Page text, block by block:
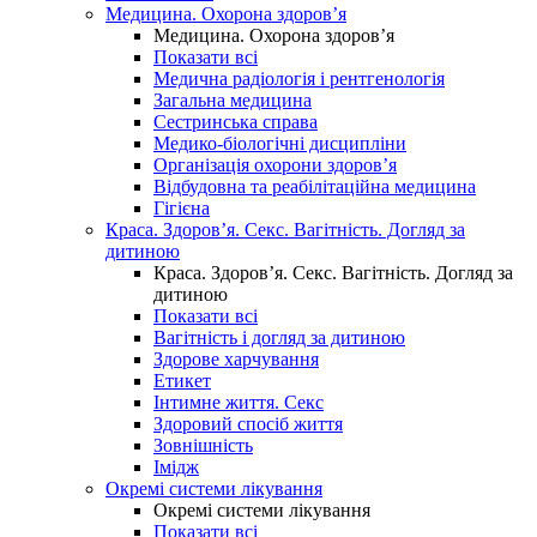
Медицина. Охорона здоров’я
Медицина. Охорона здоров’я
Показати всі
Медична радіологія і рентгенологія
Загальна медицина
Сестринська справа
Медико-біологічні дисципліни
Організація охорони здоров’я
Відбудовна та реабілітаційна медицина
Гігієна
Краса. Здоров’я. Секс. Вагітність. Догляд за
дитиною
Краса. Здоров’я. Секс. Вагітність. Догляд за
дитиною
Показати всі
Вагітність і догляд за дитиною
Здорове харчування
Етикет
Інтимне життя. Секс
Здоровий спосіб життя
Зовнішність
Імідж
Окремі системи лікування
Окремі системи лікування
Показати всі